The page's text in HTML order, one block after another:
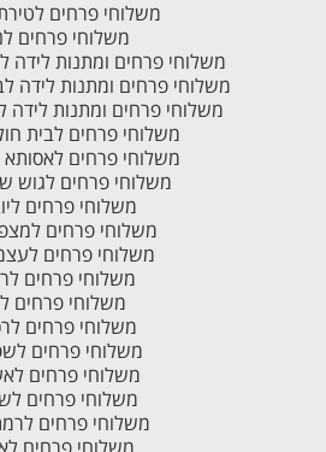
משלוחי פרחים
משלוחי פרחים
משלוחי פרחים ומתנות לידה
משלוחי פרחים ומתנות לידה
משלוחי פרחים ומתנות לידה
משלוחי פרחים לבית
משלוחי פרחים
משלוחי פרחים לגוש
משלוחי פרחים
משלוחי פרחים
משלוחי פרחים
משלוחי פרחים
משלוחי פרחים
משלוחי פרחים
משלוחי פרחים
משלוחי פרחים
משלוחי פרחים
משלוחי פרחים